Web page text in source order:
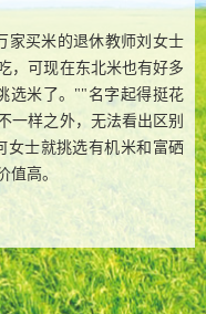
买米的退休教师刘女士
，可现在东北米也有好多
选米了。""名字起得挺花
一样之外，无法看出区别
女士就挑选有机米和富硒
值高。